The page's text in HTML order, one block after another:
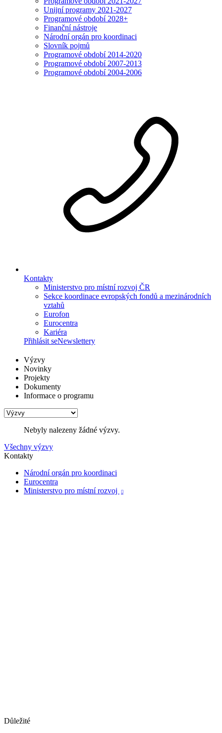
Unijní programy 2021-2027
Programové období 2028+
Finanční nástroje
Národní orgán pro koordinaci
Slovník pojmů
Programové období 2014-2020
Programové období 2007-2013
Programové období 2004-2006
Kontakty
Ministerstvo pro místní rozvoj ČR
Sekce koordinace evropských fondů a mezinárodních
vztahů
Eurofon
Eurocentra
Kariéra
Přihlásit seNewslettery
Výzvy
Novinky
Projekty
Dokumenty
Informace o programu
Nebyly nalezeny žádné výzvy.
Všechny výzvy
Kontakty
Národní orgán pro koordinaci
Eurocentra
Ministerstvo pro místní rozvoj

Důležité